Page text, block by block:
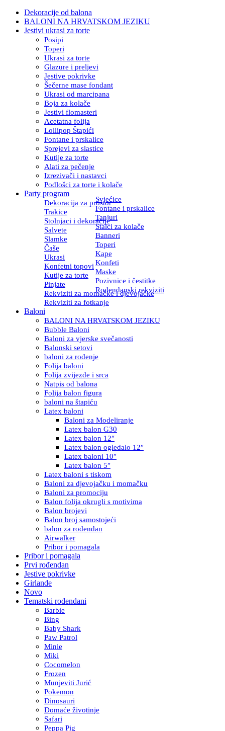
Dekoracije od balona
BALONI NA HRVATSKOM JEZIKU
Jestivi ukrasi za torte
Posipi
Toperi
Ukrasi za torte
Glazure i preljevi
Jestive pokrivke
Šečerne mase fondant
Ukrasi od marcipana
Boja za kolače
Jestivi flomasteri
Acetatna folija
Lollipop Štapići
Fontane i prskalice
Sprejevi za slastice
Kutije za torte
Alati za pečenje
Izrezivači i nastavci
Podlošci za torte i kolače
Party program
Dekoracija za prostor
Svjećice
Trakice
Fontane i prskalice
Stolnjaci i dekoracije
Tanjuri
Salvete
Stalci za kolače
Slamke
Banneri
Čaše
Toperi
Ukrasi
Kape
Konfetni topovi Konfeti
Kutije za torte
Maske
Pinjate
Pozivnice i čestitke
Rekviziti za momačke i djevojačke
Rođendanski rekviziti
Rekviziti za fotkanje
Baloni
BALONI NA HRVATSKOM JEZIKU
Bubble Baloni
Baloni za vjerske svečanosti
Balonski setovi
baloni za rođenje
Folija baloni
Folija zvijezde i srca
Natpis od balona
Folija balon figura
baloni na štapiću
Latex baloni
Baloni za Modeliranje
Latex balon G30
Latex balon 12″
Latex balon ogledalo 12″
Latex baloni 10″
Latex balon 5″
Latex baloni s tiskom
Baloni za djevojačku i momačku
Baloni za promociju
Balon folija okrugli s motivima
Balon brojevi
Balon broj samostojeći
balon za rođendan
Airwalker
Pribor i pomagala
Pribor i pomagala
Prvi rođendan
Jestive pokrivke
Girlande
Novo
Tematski rođendani
Barbie
Bing
Baby Shark
Paw Patrol
Minie
Miki
Cocomelon
Frozen
Munjeviti Jurić
Pokemon
Dinosauri
Domaće životinje
Safari
Peppa Pig